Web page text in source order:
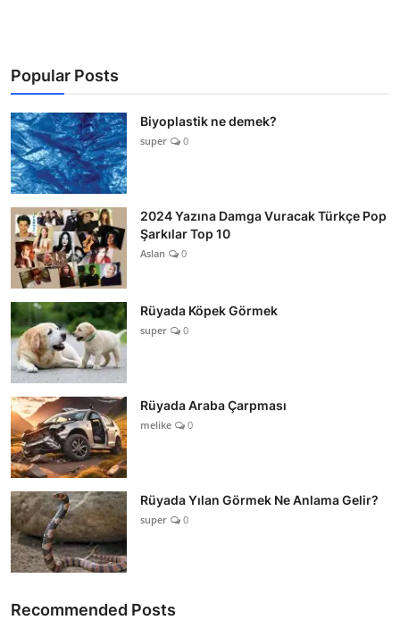
Popular Posts
Biyoplastik ne demek?
super 0
2024 Yazına Damga Vuracak Türkçe Pop
Şarkılar Top 10
Aslan 0
Rüyada Köpek Görmek
super 0
Rüyada Araba Çarpması
melike 0
Rüyada Yılan Görmek Ne Anlama Gelir?
super 0
Recommended Posts